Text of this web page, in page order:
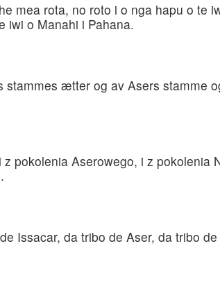
mea rota, no roto i o nga hapu o te
iwi o Manahi i Pahana.
ætter og av Asers stamme
pokolenia Aserowego, i z pokolenia
Issacar, da tribo de Aser, da tribo